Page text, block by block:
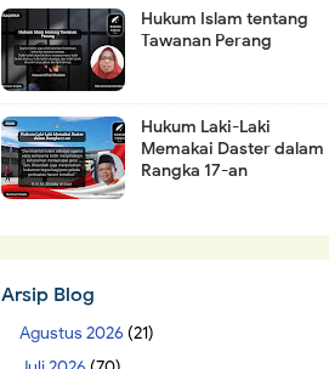
Hukum Islam tentang
Tawanan Perang
Hukum Laki-Laki
Memakai Daster dalam
Rangka 17-an
Arsip Blog
Agustus 2026 (21)